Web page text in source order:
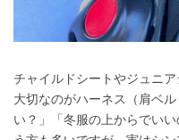
チャイルドシートやジュニ
大切なのがハーネス（肩ベ
い？」「冬服の上からでい